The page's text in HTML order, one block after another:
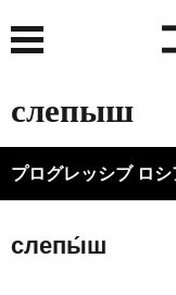
слепыш
プログレッシブ ロシ
слепы́ш